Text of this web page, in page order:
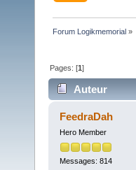
Forum Logikmemorial »
Pages: [1]
Auteur
FeedraDah
Hero Member
Messages: 814